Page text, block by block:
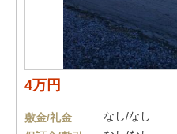
4万円
敷金/礼金
なし/なし